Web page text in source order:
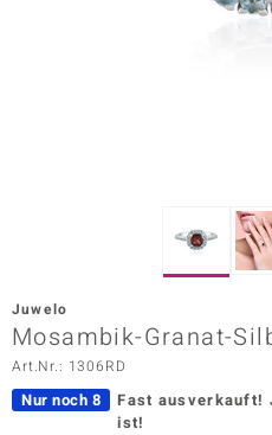
Vogue
Juwelo
Mosambik-Granat-
Art.Nr.: 1306RD
Nur noch 8 Fast ausverkauft!
ist!